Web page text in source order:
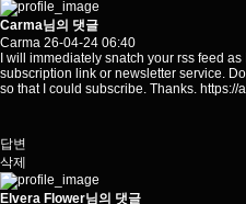
Carma님의 댓글
Carma 26-04-24 06:40
I will immediately snatch your rss feed
subscription link or newsletter service.
so that I could subscribe. Thanks. https://
답변
삭제
Elvera Flower님의 댓글